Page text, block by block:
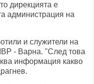
дирекцията е
администрация на
и служители на
- Варна. "След това
информация какво